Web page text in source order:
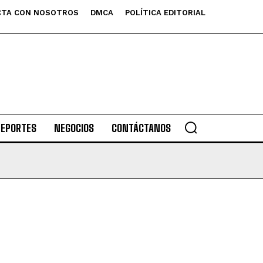
CON NOSOTROS DMCA POLÍTICA EDITORIAL
NEGOCIOS CONTÁCTANOS